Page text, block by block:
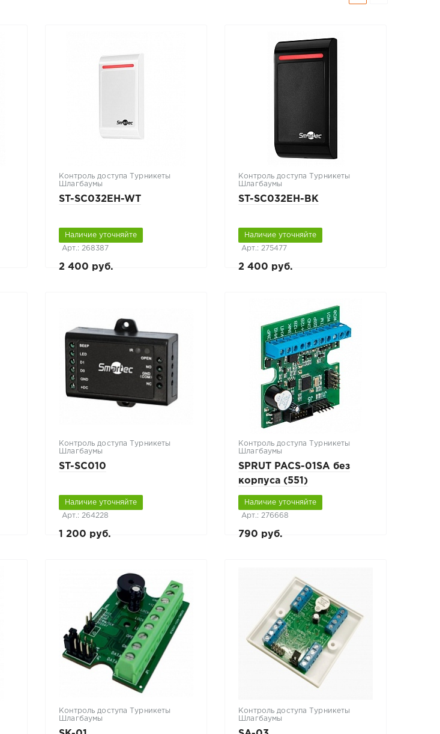
Контроль доступа Турникеты
Шлагбаумы
ST-SC032EH-WT
Наличие уточняйте
Арт.: 268387
2 400 руб.
Контроль доступа Турникеты
Шлагбаумы
ST-SC032EH-BK
Наличие уточняйте
Арт.: 275477
2 400 руб.
Контроль доступа Турникеты
Шлагбаумы
ST-SC010
Наличие уточняйте
Арт.: 264228
1 200 руб.
Контроль доступа Турникеты
Шлагбаумы
SPRUT PACS-01SA без
корпуса (551)
Наличие уточняйте
Арт.: 276668
790 руб.
Контроль доступа Турникеты
Шлагбаумы
Контроль доступа Турникеты
Шлагбаумы